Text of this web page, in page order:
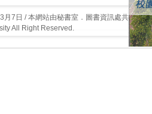
月7日 / 本網站由秘書室．圖書資訊處共同維護
All Right Reserved.